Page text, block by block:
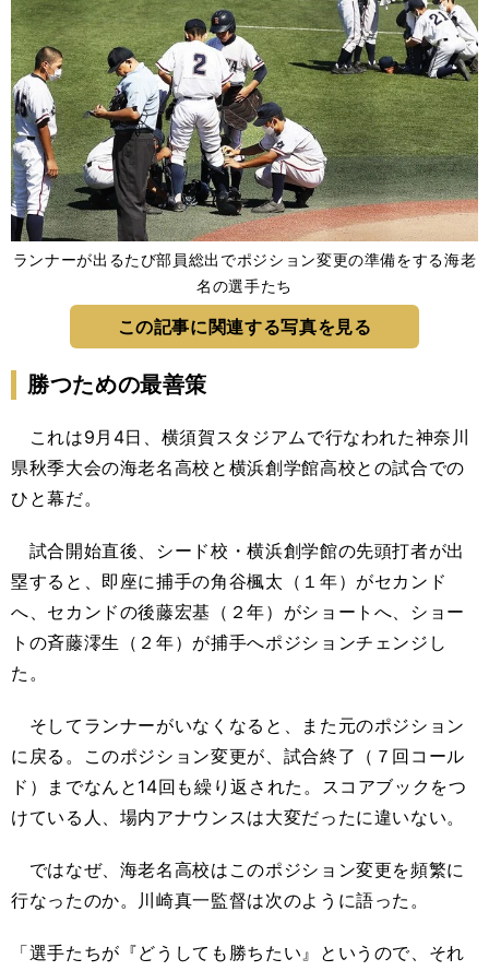
ランナーが出るたび部員総出でポジション変更の準備をする海老
名の選手たち
この記事に関連する写真を見る
勝つための最善策
これは9月4日、横須賀スタジアムで行なわれた神奈川
県秋季大会の海老名高校と横浜創学館高校との試合での
ひと幕だ。
試合開始直後、シード校・横浜創学館の先頭打者が出
塁すると、即座に捕手の角谷楓太（１年）がセカンド
へ、セカンドの後藤宏基（２年）がショートへ、ショー
トの斉藤澪生（２年）が捕手へポジションチェンジし
た。
そしてランナーがいなくなると、また元のポジション
に戻る。このポジション変更が、試合終了（７回コール
ド）までなんと14回も繰り返された。スコアブックをつ
けている人、場内アナウンスは大変だったに違いない。
ではなぜ、海老名高校はこのポジション変更を頻繁に
行なったのか。川崎真一監督は次のように語った。
「選手たちが『どうしても勝ちたい』というので、それ